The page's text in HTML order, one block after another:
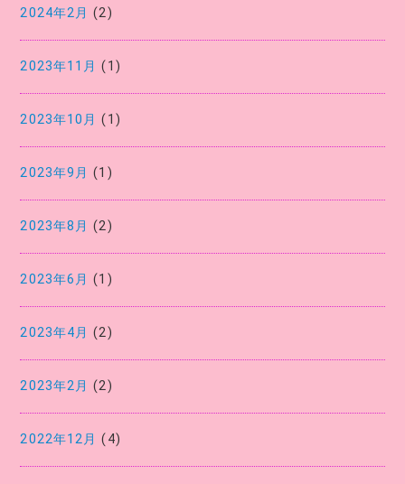
2024年2月 (2)
2023年11月 (1)
2023年10月 (1)
2023年9月 (1)
2023年8月 (2)
2023年6月 (1)
2023年4月 (2)
2023年2月 (2)
2022年12月 (4)